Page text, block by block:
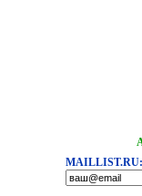
MAILLIST.RU: